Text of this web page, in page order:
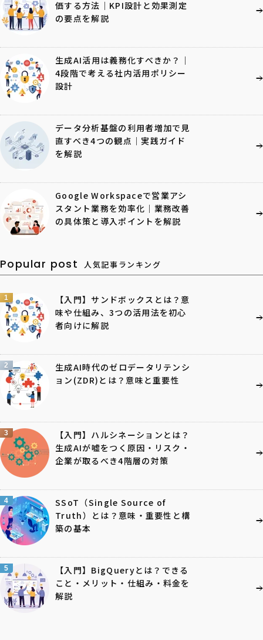
価する方法｜KPI設計と効果測定
の要点を解説
生成AI活用は義務化すべきか？｜
4段階で考える社内活用ポリシー
設計
データ分析基盤の利用者増加で見
直すべき4つの観点｜実践ガイド
を解説
Google Workspaceで営業アシ
スタント業務を効率化｜業務改善
の具体策と導入ポイントを解説
Popular post 人気記事ランキング
1
【入門】サンドボックスとは？意
味や仕組み、3つの活用法を初心
者向けに解説
2
生成AI時代のゼロデータリテンシ
ョン(ZDR)とは？意味と重要性
3
【入門】ハルシネーションとは？
生成AIが嘘をつく原因・リスク・
企業が取るべき4階層の対策
4
SSoT（Single Source of
Truth）とは？意味・重要性と構
築の基本
5
【入門】BigQueryとは？できる
こと・メリット・仕組み・料金を
解説